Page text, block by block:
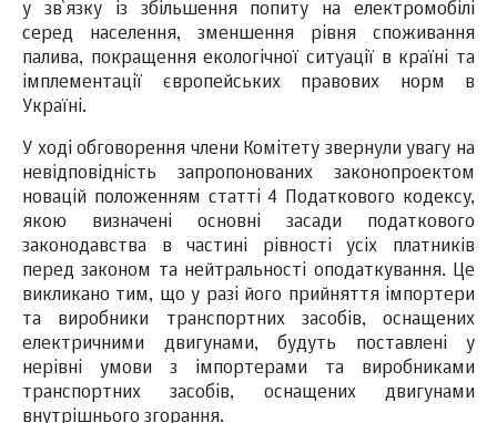
у зв`язку із збільшення попиту на електромобілі
серед населення, зменшення рівня споживання
палива, покращення екологічної ситуації в країні та
імплементації європейських правових норм в
Україні.
У ході обговорення члени Комітету звернули увагу на
невідповідність запропонованих законопроектом
новацій положенням статті 4 Податкового кодексу,
якою визначені основні засади податкового
законодавства в частині рівності усіх платників
перед законом та нейтральності оподаткування. Це
викликано тим, що у разі його прийняття імпортери
та виробники транспортних засобів, оснащених
електричними двигунами, будуть поставлені у
нерівні умови з імпортерами та виробниками
транспортних засобів, оснащених двигунами
внутрішнього згорання.